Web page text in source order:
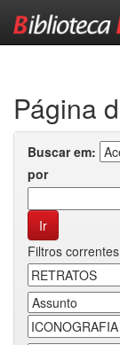
Página
Buscar em:
por
Filtros